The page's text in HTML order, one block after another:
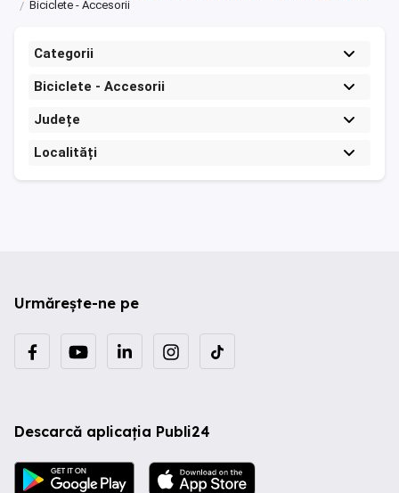
Biciclete - Accesorii
Categorii
Biciclete - Accesorii
Județe
Localități
Urmărește-ne pe
Descarcă aplicația Publi24